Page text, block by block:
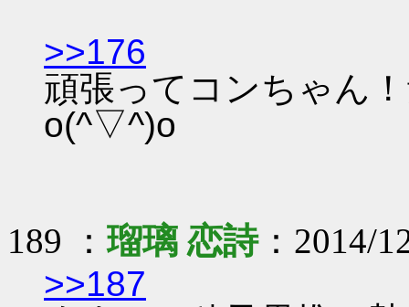
>>176
頑張ってコンちゃん
o(^▽^)o
189 ：瑠璃 恋詩：2014/
>>187